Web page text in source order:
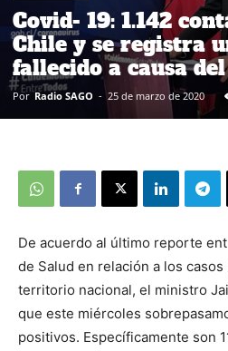
Covid- 19: 1.142
Chile y se registra
fallecido a causa
Por Radio SAGO - 25 de marzo de 2020
De acuerdo al último reporte
de Salud en relación a los
territorio nacional, el ministro
que este miércoles
positivos. Específicamente son